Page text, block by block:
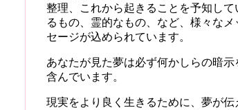
整理、これから起きることを予知して
るもの、霊的なもの、など、様々なメ
セージが込められています。
あなたが見た夢は必ず何かしらの暗示
含んでいます。
現実をより良く生きるために、夢が伝